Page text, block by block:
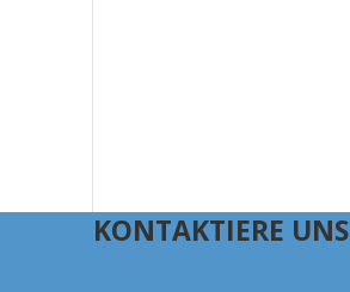
KONTAKTIERE UNS